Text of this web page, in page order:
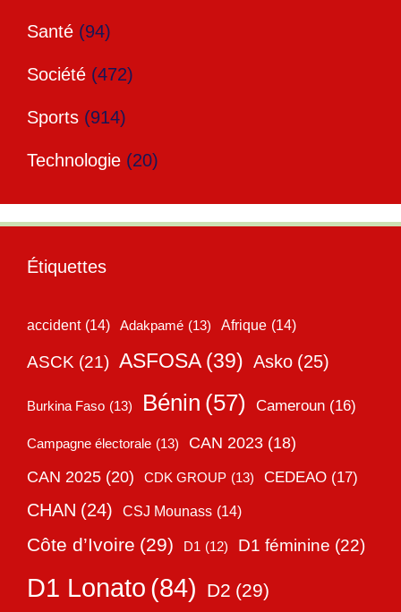
Santé (94)
Société (472)
Sports (914)
Technologie (20)
Étiquettes
accident (14) Adakpamé (13) Afrique (14)
ASCK (21) ASFOSA (39) Asko (25)
Burkina Faso (13) Bénin (57) Cameroun (16)
Campagne électorale (13) CAN 2023 (18)
CAN 2025 (20) CDK GROUP (13) CEDEAO (17)
CHAN (24) CSJ Mounass (14)
Côte d’Ivoire (29) D1 (12) D1 féminine (22)
D1 Lonato (84) D2 (29)